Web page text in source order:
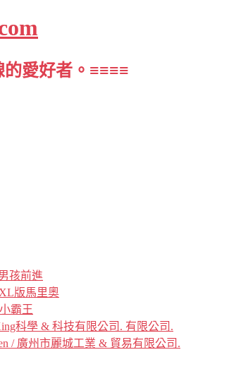
的愛好者。≡≡≡≡
孩前進
版馬里奧
霸王
科學 & 科技有限公司. 有限公司.
/ 廣州市麗城工業 & 貿易有限公司.